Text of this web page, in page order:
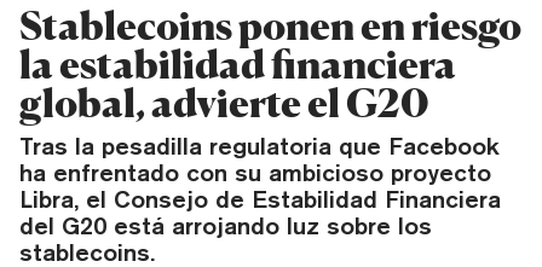
Stablecoins ponen en riesgo
la estabilidad financiera
global, advierte el G20
Tras la pesadilla regulatoria que Facebook
ha enfrentado con su ambicioso proyecto
Libra, el Consejo de Estabilidad Financiera
del G20 está arrojando luz sobre los
stablecoins.